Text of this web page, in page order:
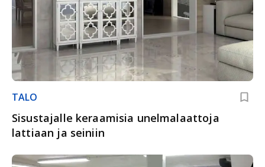
TALO
Sisustajalle keraamisia unelmalaattoja
lattiaan ja seiniin